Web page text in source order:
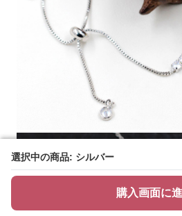
選択中の商品: シルバー
購入画面に
選択中の商品: シルバー
購入画面に